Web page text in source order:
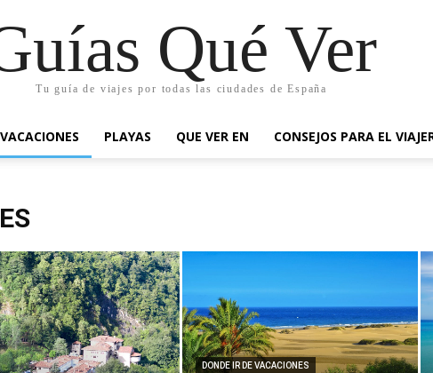
Qué Ver
Tu guía de viajes por todas las ciudades de España
PLAYAS QUE VER EN CONSEJOS PARA EL
DONDE IR DE VACACIONES